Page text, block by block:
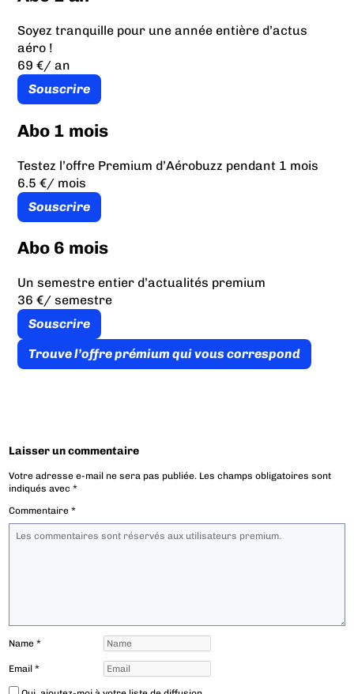
Soyez tranquille pour une année entière d’actus
aéro !
69 €/ an
Souscrire
Abo 1 mois
Testez l’offre Premium d’Aérobuzz pendant 1 mois
6.5 €/ mois
Souscrire
Abo 6 mois
Un semestre entier d’actualités premium
36 €/ semestre
Souscrire
Trouve l’offre prémium qui vous correspond
Laisser un commentaire
Votre adresse e-mail ne sera pas publiée. Les champs obligatoires sont
indiqués avec*
Commentaire*
Name*
Email*